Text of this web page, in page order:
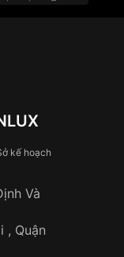
3 – 5 ngày
toàn quốc
hàng thành
tẩy rửa
nóng, xông
ngoài
kế hoạch
Và
, Quận